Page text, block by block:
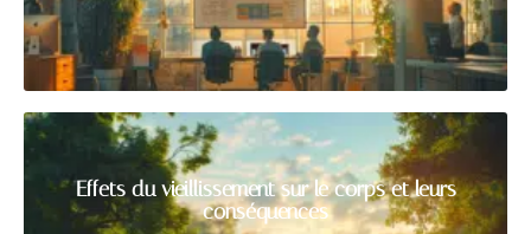
Effets du vieillissement sur le corps et leurs
conséquences